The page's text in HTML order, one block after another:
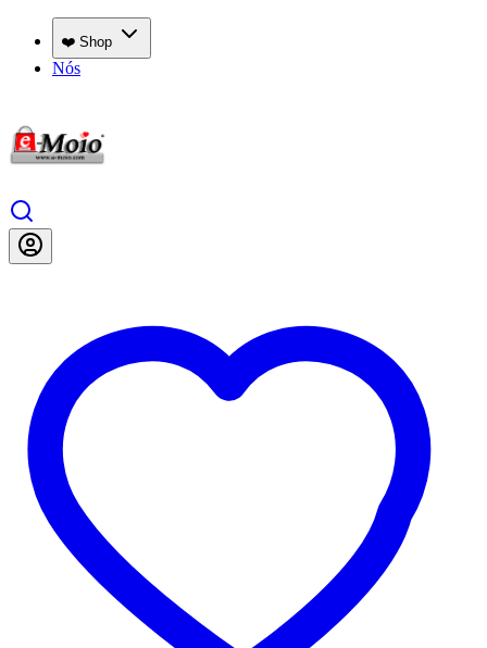
❤️ Shop
Nós